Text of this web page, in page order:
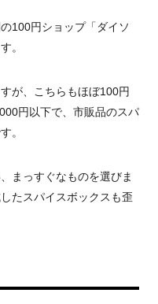
100円ショップ「ダイソ
。
が、こちらもほぼ100円
円以下で、市販品のスパ
。
まっすぐなものを選びま
たスパイスボックスも歪